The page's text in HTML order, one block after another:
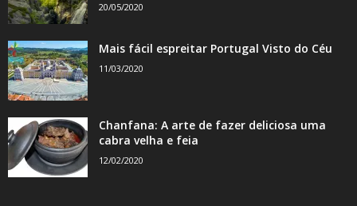
20/05/2020
Mais fácil espreitar Portugal Visto do Céu
11/03/2020
Chanfana: A arte de fazer deliciosa uma
cabra velha e feia
12/02/2020